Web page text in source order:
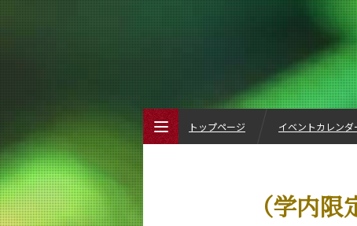
（学内
トップページ イベントカレンダ